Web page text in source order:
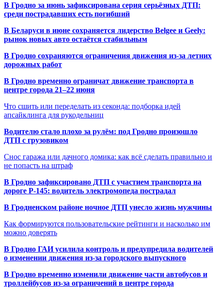
В Гродно за июнь зафиксирована серия серьёзных ДТП:
среди пострадавших есть погибший
В Беларуси в июне сохраняется лидерство Belgee и Geely:
рынок новых авто остаётся стабильным
В Гродно сохраняются ограничения движения из-за летних
дорожных работ
В Гродно временно ограничат движение транспорта в
центре города 21–22 июня
Что сшить или переделать из секонда: подборка идей
апсайклинга для рукодельниц
Водителю стало плохо за рулём: под Гродно произошло
ДТП с грузовиком
Снос гаража или дачного домика: как всё сделать правильно и
не попасть на штраф
В Гродно зафиксировано ДТП с участием транспорта на
дороге Р-145: водитель электромопеда пострадал
В Гродненском районе ночное ДТП унесло жизнь мужчины
Как формируются пользовательские рейтинги и насколько им
можно доверять
В Гродно ГАИ усилила контроль и предупредила водителей
о изменении движения из-за городского выпускного
В Гродно временно изменили движение части автобусов и
троллейбусов из-за ограничений в центре города